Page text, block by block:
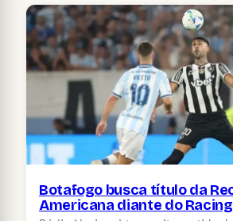
Botafogo busca título da
Americana diante do Racing